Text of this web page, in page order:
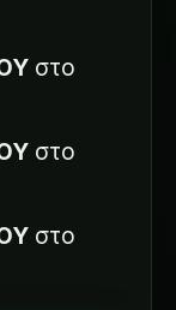
στο
στο
στο